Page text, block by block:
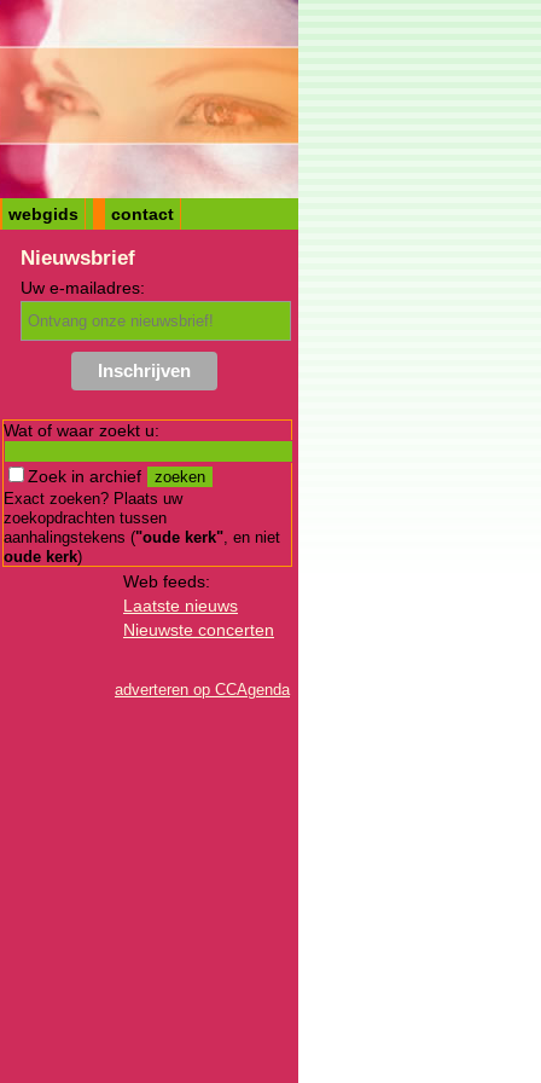
webgids contact
Nieuwsbrief
Uw e-mailadres:
Wat of waar zoekt u:
Zoek in archief
Exact zoeken? Plaats uw
zoekopdrachten tussen
aanhalingstekens ("oude kerk", en niet
oude kerk)
Web feeds:
Laatste nieuws
Nieuwste concerten
adverteren op CCAgenda